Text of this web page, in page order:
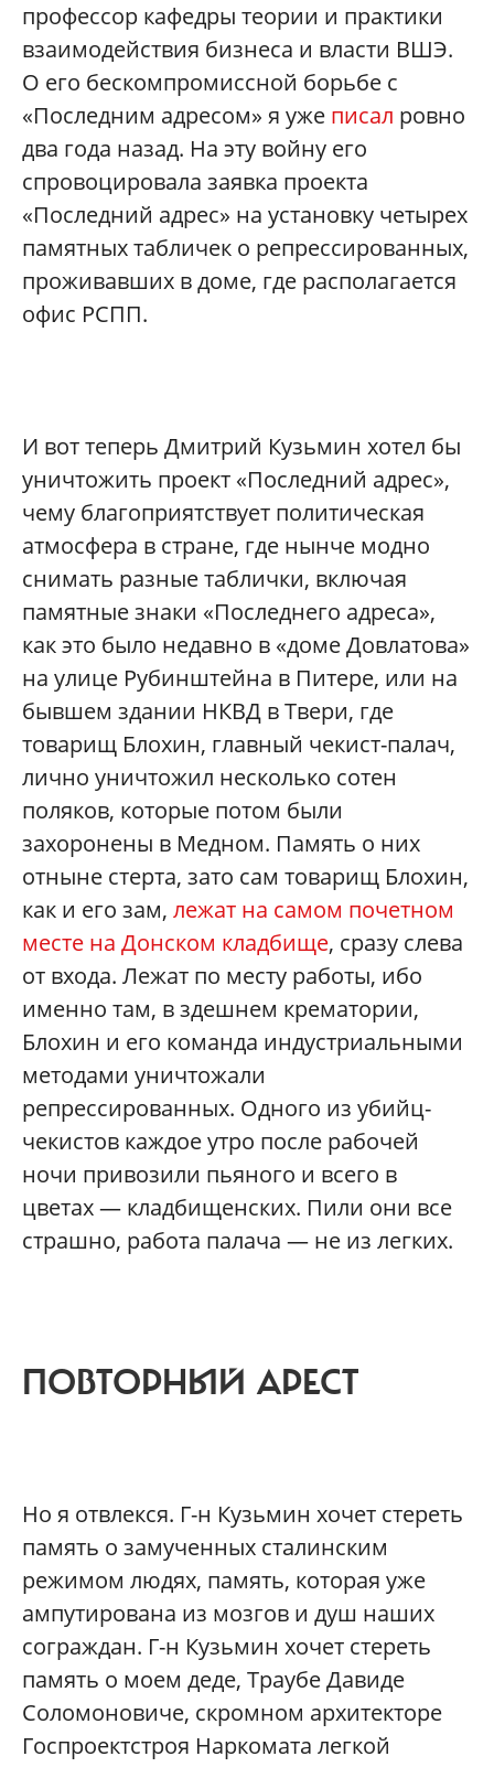
профессор кафедры теории и практики
взаимодействия бизнеса и власти ВШЭ.
О его бескомпромиссной борьбе с
«Последним адресом» я уже писал ровно
два года назад. На эту войну его
спровоцировала заявка проекта
«Последний адрес» на установку четырех
памятных табличек о репрессированных,
проживавших в доме, где располагается
офис РСПП.
И вот теперь Дмитрий Кузьмин хотел бы
уничтожить проект «Последний адрес»,
чему благоприятствует политическая
атмосфера в стране, где нынче модно
снимать разные таблички, включая
памятные знаки «Последнего адреса»,
как это было недавно в «доме Довлатова»
на улице Рубинштейна в Питере, или на
бывшем здании НКВД в Твери, где
товарищ Блохин, главный чекист-палач,
лично уничтожил несколько сотен
поляков, которые потом были
захоронены в Медном. Память о них
отныне стерта, зато сам товарищ Блохин,
как и его зам, лежат на самом почетном
месте на Донском кладбище, сразу слева
от входа. Лежат по месту работы, ибо
именно там, в здешнем крематории,
Блохин и его команда индустриальными
методами уничтожали
репрессированных. Одного из убийц-
чекистов каждое утро после рабочей
ночи привозили пьяного и всего в
цветах — кладбищенских. Пили они все
страшно, работа палача — не из легких.
ПОВТОРНЫЙ АРЕСТ
Но я отвлекся. Г-н Кузьмин хочет стереть
память о замученных сталинским
режимом людях, память, которая уже
ампутирована из мозгов и душ наших
сограждан. Г-н Кузьмин хочет стереть
память о моем деде, Траубе Давиде
Соломоновиче, скромном архитекторе
Госпроектстроя Наркомата легкой